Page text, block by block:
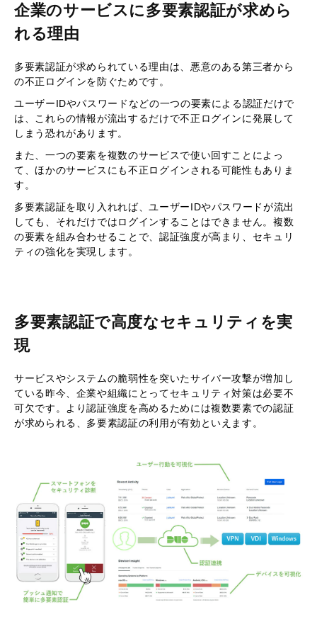
企業のサービスに多要素認証が求めら
れる理由
多要素認証が求められている理由は、悪意のある第三者から
の不正ログインを防ぐためです。
ユーザーIDやパスワードなどの一つの要素による認証だけで
は、これらの情報が流出するだけで不正ログインに発展して
しまう恐れがあります。
また、一つの要素を複数のサービスで使い回すことによっ
て、ほかのサービスにも不正ログインされる可能性もありま
す。
多要素認証を取り入れれば、ユーザーIDやパスワードが流出
しても、それだけではログインすることはできません。複数
の要素を組み合わせることで、認証強度が高まり、セキュリ
ティの強化を実現します。
多要素認証で高度なセキュリティを実
現
サービスやシステムの脆弱性を突いたサイバー攻撃が増加し
ている昨今、企業や組織にとってセキュリティ対策は必要不
可欠です。より認証強度を高めるためには複数要素での認証
が求められる、多要素認証の利用が有効といえます。